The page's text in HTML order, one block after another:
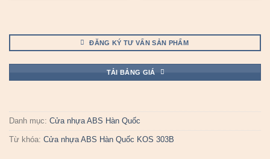
ĐĂNG KÝ TƯ VẤN SẢN PHẨM
TẢI BẢNG GIÁ
Danh mục: Cửa nhựa ABS Hàn Quốc
Từ khóa: Cửa nhựa ABS Hàn Quốc KOS 303B